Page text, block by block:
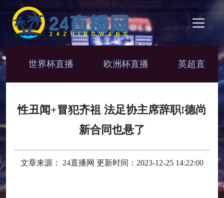
世界杯直播 欧洲杯直播 英超直播
性丑闻+冒犯齐祖 法足协主席辞职!德尚
新合同也悬了
文章来源： 24直播网 更新时间：2023-12-25 14:22:00